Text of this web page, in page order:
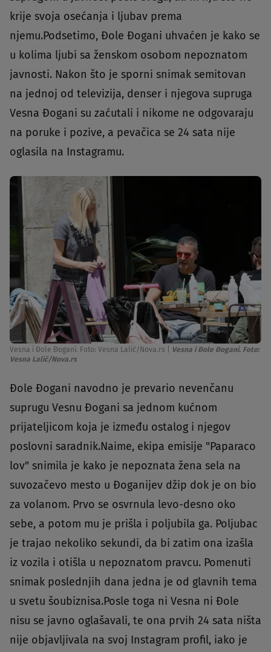
krije svoja osećanja i ljubav prema
njemu.Podsetimo, Đole Đogani uhvaćen je kako se
u kolima ljubi sa ženskom osobom nepoznatom
javnosti. Nakon što je sporni snimak semitovan
na jednoj od televizija, denser i njegova supruga
Vesna Đogani su zaćutali i nikome ne odgovaraju
na poruke i pozive, a pevačica se 24 sata nije
oglasila na Instagramu.
Vesna i Đole Đogani. Foto: Vesna Lalić/Nova.rs
Vesna i Đole Đogani. Foto:
Vesna Lalić/Nova.rs
Đole Đogani navodno je prevario nevenčanu
suprugu Vesnu Đogani sa jednom kućnom
prijateljicom koja je između ostalog i njegov
poslovni saradnik.Naime, ekipa emisije "Paparaco
lov" snimila je kako je nepoznata žena sela na
suvozačevo mesto u Đoganijev džip dok je on bio
za volanom. Prvo se osvrnula levo-desno oko
sebe, a potom mu je prišla i poljubila ga. Poljubac
je trajao nekoliko sekundi, da bi zatim ona izašla
iz vozila i otišla u nepoznatom pravcu. Pomenuti
snimak poslednjih dana jedna je od glavnih tema
u svetu šoubiznisa.Posle toga ni Vesna ni Đole
nisu se javno oglašavali, te ona prvih 24 sata ništa
nije objavljivala na svoj Instagram profil, iako je